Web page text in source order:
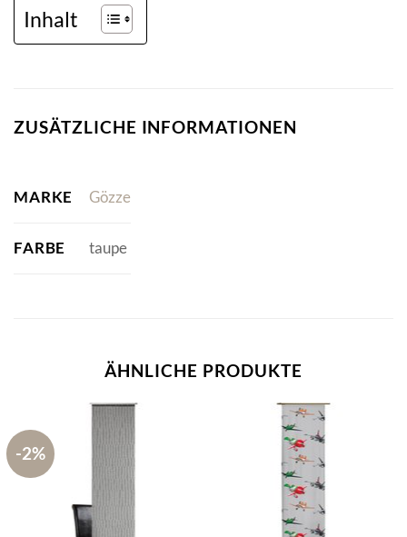
Inhalt
ZUSÄTZLICHE INFORMATIONEN
MARKE Gözze
FARBE taupe
ÄHNLICHE PRODUKTE
-2%